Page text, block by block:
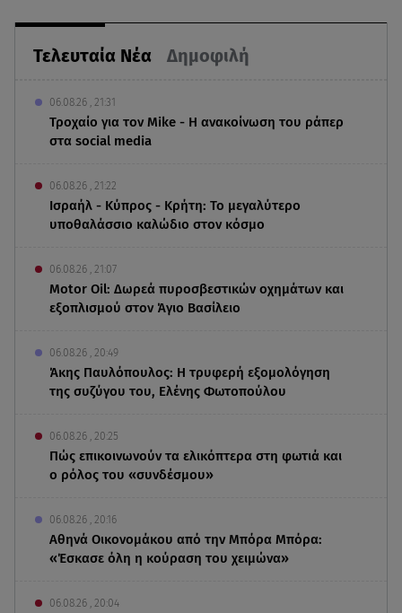
Τελευταία Νέα Δημοφιλή
06.08.26 , 21:31
Τροχαίο για τον Mike - Η ανακοίνωση του ράπερ
στα social media
06.08.26 , 21:22
Ισραήλ - Κύπρος - Κρήτη: Το μεγαλύτερο
υποθαλάσσιο καλώδιο στον κόσμο
06.08.26 , 21:07
Motor Oil: Δωρεά πυροσβεστικών οχημάτων και
εξοπλισμού στον Άγιο Βασίλειο
06.08.26 , 20:49
Άκης Παυλόπουλος: Η τρυφερή εξομολόγηση
της συζύγου του, Ελένης Φωτοπούλου
06.08.26 , 20:25
Πώς επικοινωνούν τα ελικόπτερα στη φωτιά και
ο ρόλος του «συνδέσμου»
06.08.26 , 20:16
Αθηνά Οικονομάκου από την Μπόρα Μπόρα:
«Έσκασε όλη η κούραση του χειμώνα»
06.08.26 , 20:04